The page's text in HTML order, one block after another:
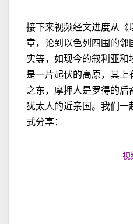
接下来视频经文进度从《
章，论到以色列四围的邻
实等，如现今的叙利亚
是一片起伏的高原，其
之东，摩押人是罗得的后
犹太人的近亲国。我们一
式分享：
视